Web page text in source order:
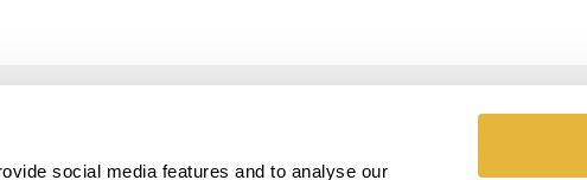
social media features and to analyse our